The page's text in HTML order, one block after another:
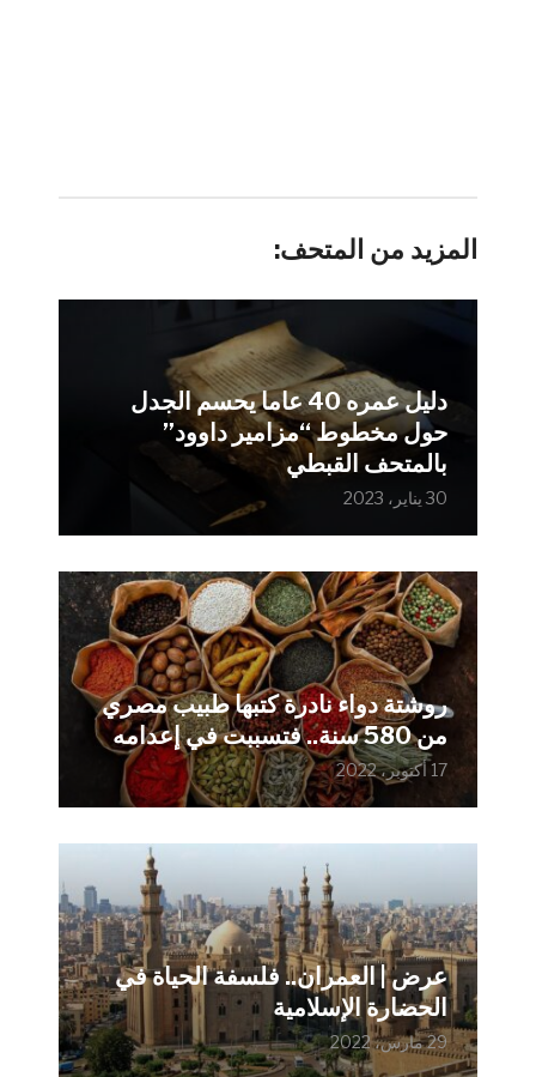
المزيد من المتحف:
دليل عمره 40 عاما يحسم الجدل
حول مخطوط “مزامير داوود”
بالمتحف القبطي
30 يناير، 2023
روشتة دواء نادرة كتبها طبيب مصري
من 580 سنة.. فتسببت في إعدامه
17 أكتوبر، 2022
عرض | العمران.. فلسفة الحياة في
الحضارة الإسلامية
29 مارس، 2022